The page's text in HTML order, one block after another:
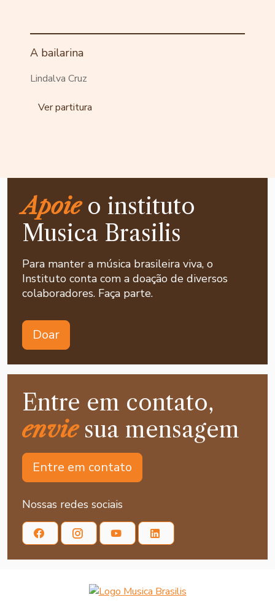
A bailarina
Lindalva Cruz
Ver partitura
Apoieo instituto
Musica Brasilis
Para manter a música brasileira viva, o
Instituto conta com a doação de diversos
colaboradores. Faça parte.
Doar
Entre em contato,
enviesua mensagem
Entre em contato
Nossas redes sociais